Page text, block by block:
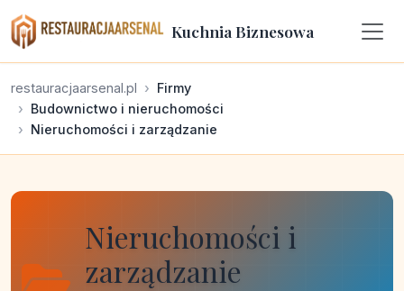
Kuchnia Biznesowa
restauracjaarsenal.pl
Firmy
Budownictwo i nieruchomości
Nieruchomości i zarządzanie
Nieruchomości i
zarządzanie